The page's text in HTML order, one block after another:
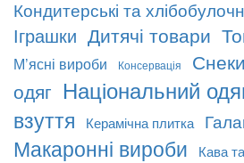
Кондитерські та
Іграшки Дитячі товари
М’ясні вироби Консервація Снеки
одяг Національний
взуття
Керамічна плитка
Макаронні вироби Кава